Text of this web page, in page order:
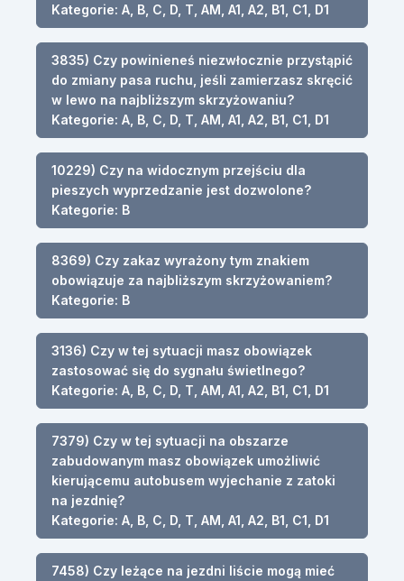
Kategorie: A, B, C, D, T, AM, A1, A2, B1, C1, D1
3835) Czy powinieneś niezwłocznie przystąpić
do zmiany pasa ruchu, jeśli zamierzasz skręcić
w lewo na najbliższym skrzyżowaniu?
Kategorie: A, B, C, D, T, AM, A1, A2, B1, C1, D1
10229) Czy na widocznym przejściu dla
pieszych wyprzedzanie jest dozwolone?
Kategorie: B
8369) Czy zakaz wyrażony tym znakiem
obowiązuje za najbliższym skrzyżowaniem?
Kategorie: B
3136) Czy w tej sytuacji masz obowiązek
zastosować się do sygnału świetlnego?
Kategorie: A, B, C, D, T, AM, A1, A2, B1, C1, D1
7379) Czy w tej sytuacji na obszarze
zabudowanym masz obowiązek umożliwić
kierującemu autobusem wyjechanie z zatoki
na jezdnię?
Kategorie: A, B, C, D, T, AM, A1, A2, B1, C1, D1
7458) Czy leżące na jezdni liście mogą mieć